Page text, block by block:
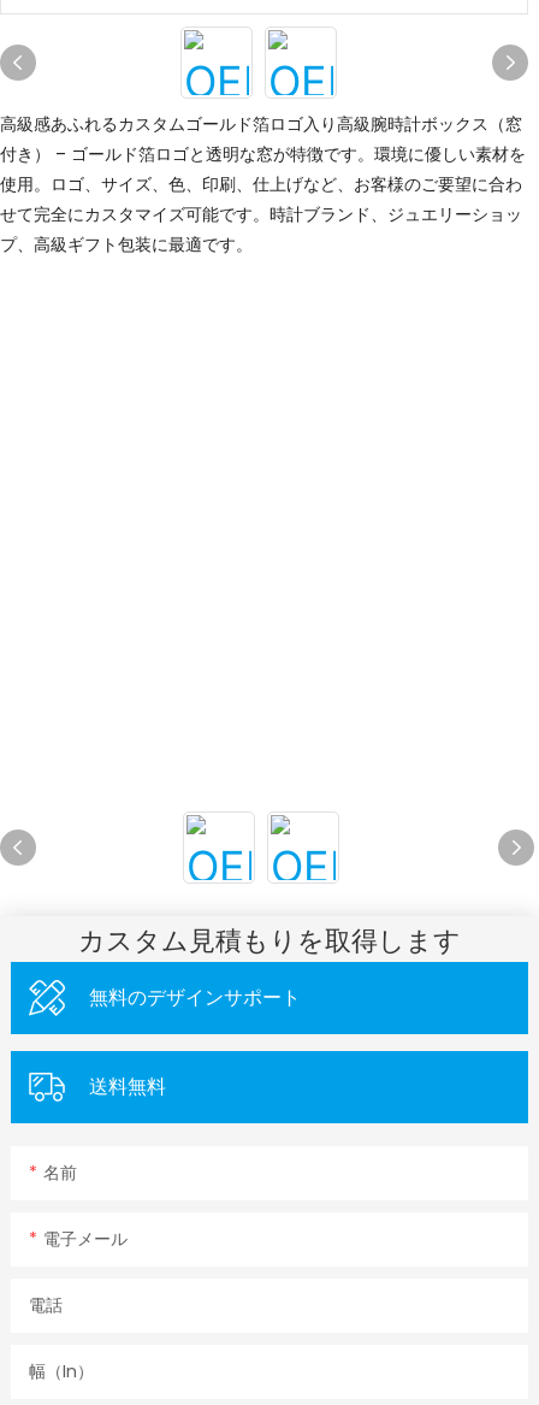
高級感あふれるカスタムゴールド箔ロゴ入り高級腕時計ボックス（窓
付き） – ゴールド箔ロゴと透明な窓が特徴です。環境に優しい素材を
使用。ロゴ、サイズ、色、印刷、仕上げなど、お客様のご要望に合わ
せて完全にカスタマイズ可能です。時計ブランド、ジュエリーショッ
プ、高級ギフト包装に最適です。
カスタム見積もりを取得します
無料のデザインサポート
送料無料
名前
電子メール
電話
幅（in）